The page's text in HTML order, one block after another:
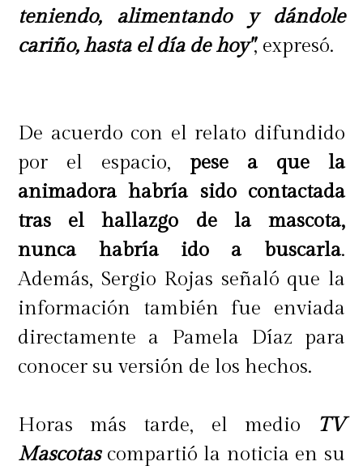
teniendo, alimentando y dándole
cariño, hasta el día de hoy", expresó.
De acuerdo con el relato difundido
por el espacio, pese a que la
animadora habría sido contactada
tras el hallazgo de la mascota,
nunca habría ido a buscarla.
Además, Sergio Rojas señaló que la
información también fue enviada
directamente a Pamela Díaz para
conocer su versión de los hechos.
Horas más tarde, el medio
TV
Mascotas compartió la noticia en su